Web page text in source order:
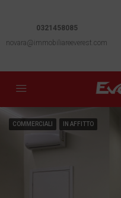
0321458085
novara@immobiliareeverest.com
COMMERCIALI IN AFFITTO